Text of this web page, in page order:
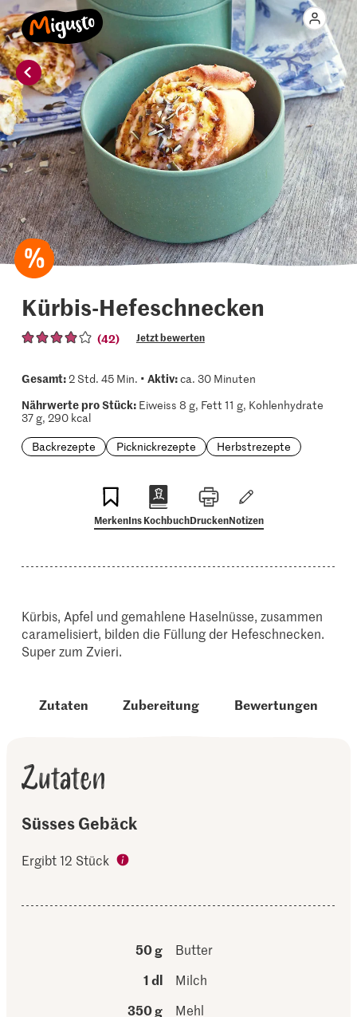
Kürbis-Hefeschnecken
(42) Jetzt bewerten
Gesamt:2 Std. 45 Min. • Aktiv:ca. 30 Minuten
Nährwerte pro Stück:Eiweiss 8 g, Fett 11 g, Kohlenhydrate
37 g, 290 kcal
Backrezepte
Picknickrezepte Herbstrezepte
MerkenIns KochbuchDruckenNotizen
Kürbis, Apfel und gemahlene Haselnüsse, zusammen
caramelisiert, bilden die Füllung der Hefeschnecken.
Super zum Zvieri.
Zutaten Zubereitung Bewertungen
Zutaten
Süsses Gebäck
Ergibt 12 Stück
50 g
Butter
1 dl
Milch
350 g
Mehl